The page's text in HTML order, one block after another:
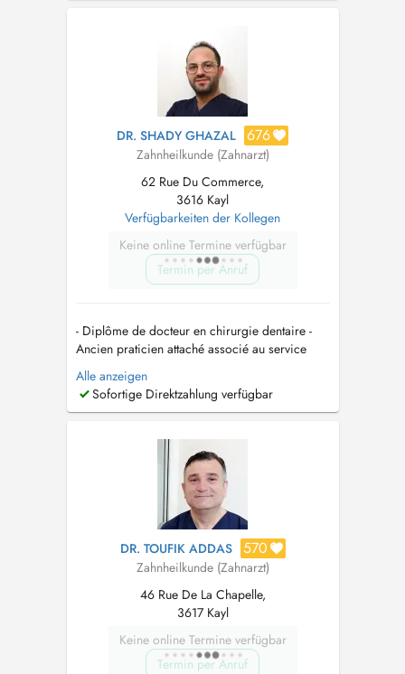
DR. SHADY GHAZAL 676
Zahnheilkunde (Zahnarzt)
62 Rue Du Commerce,
3616 Kayl
Verfügbarkeiten der Kollegen
Keine online Termine verfügbar
Termin per Anruf
- Diplôme de docteur en chirurgie dentaire -
Ancien praticien attaché associé au service
dodontologie au APHP Pitié salpêtrière paris -
Ancien praticien attaché associé au service de
chirurgie maxillo faciale et stomatologie -
praticien attaché associé au...
Alle anzeigen
Sofortige Direktzahlung verfügbar
DR. TOUFIK ADDAS 570
Zahnheilkunde (Zahnarzt)
46 Rue De La Chapelle,
3617 Kayl
Keine online Termine verfügbar
Termin per Anruf